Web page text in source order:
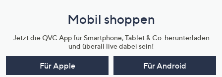
Mobil shoppen
Jetzt die QVC App für Smartphone, Tablet & Co. herunterladen
und überall live dabei sein!
Für Apple Für Android